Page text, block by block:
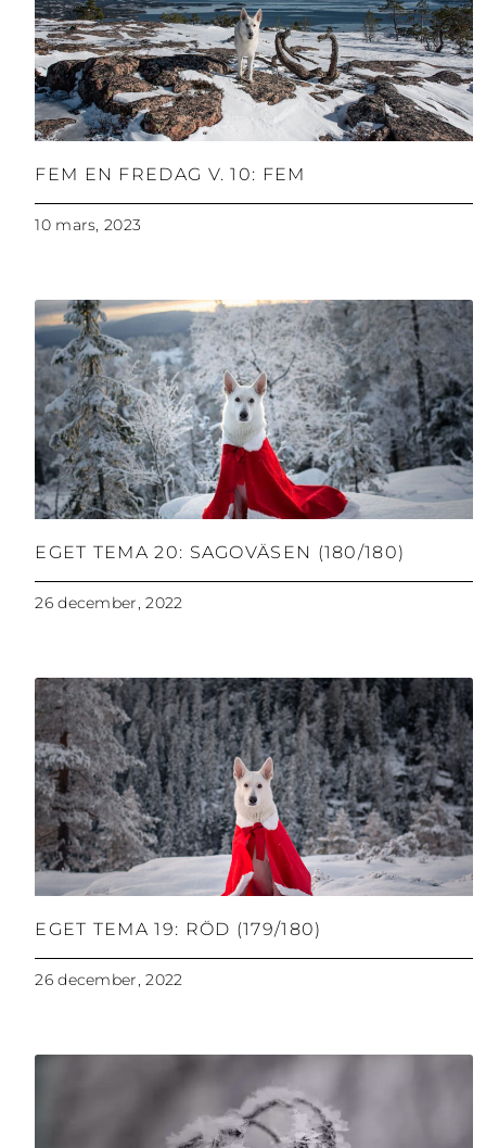
FEM EN FREDAG V. 10: FEM
10 mars, 2023
EGET TEMA 20: SAGOVÄSEN (180/180)
26 december, 2022
EGET TEMA 19: RÖD (179/180)
26 december, 2022